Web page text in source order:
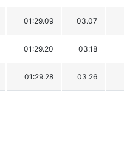
01:29.09 03.07
01:29.20 03.18
01:29.28 03.26